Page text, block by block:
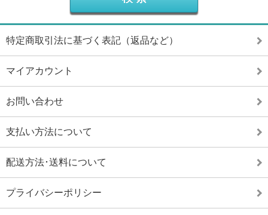
特定商取引法に基づく表記（返品など）
マイアカウント
お問い合わせ
支払い方法について
配送方法･送料について
プライバシーポリシー